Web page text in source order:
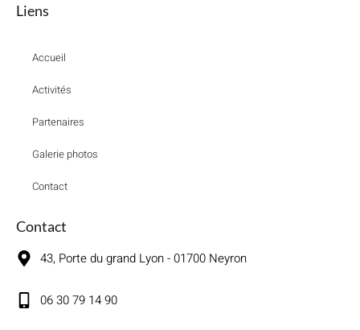
Liens
Accueil
Activités
Partenaires
Galerie photos
Contact
Contact
43, Porte du grand Lyon - 01700 Neyron
06 30 79 14 90